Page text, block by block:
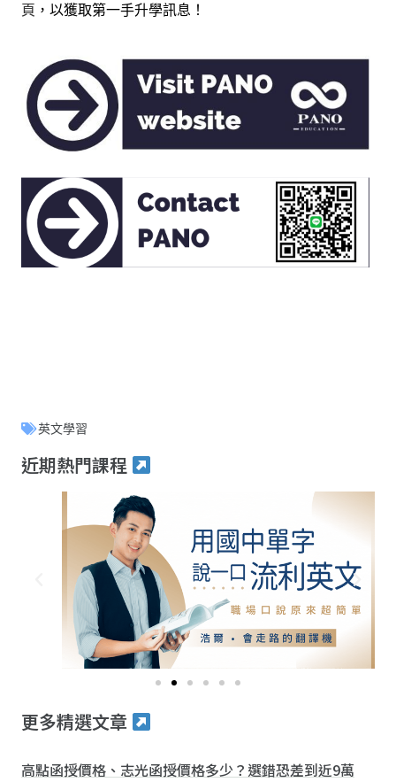
頁 ，以獲取第一手升學訊息！
英文學習
近期熱門課程
更多精選文章
高點函授價格、志光函授價格多少？選錯恐差到近9萬